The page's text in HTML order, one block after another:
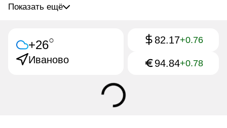
Показать ещё
+26○
Иваново
82.17+0.76
94.84+0.78